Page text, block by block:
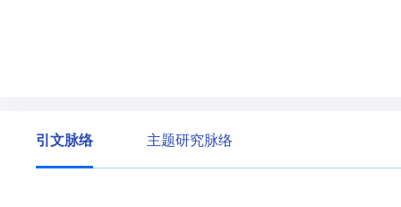
引文脉络 主题研究脉络